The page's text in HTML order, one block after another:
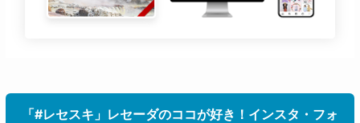
「#レセスキ」レセーダのココが好き！インスタ・フォ